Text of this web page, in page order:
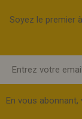
Soyez le premier
En vous